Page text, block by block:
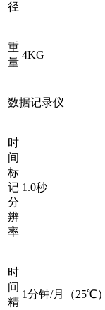
径
重
量
4KG
数据记录仪
时
间
标
记
分
辨
率
1.0秒
时
间
精
1分钟/月（25℃）